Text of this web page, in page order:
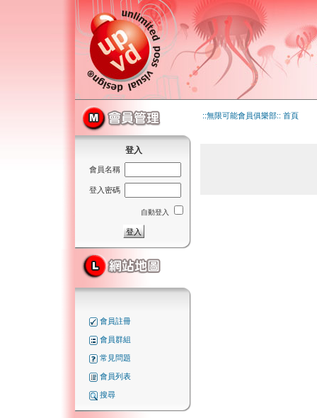
登入
會員名稱
登入密碼
自動登入
會員註冊
會員群組
常見問題
會員列表
搜尋
::無限可能會員俱樂部:: 首頁